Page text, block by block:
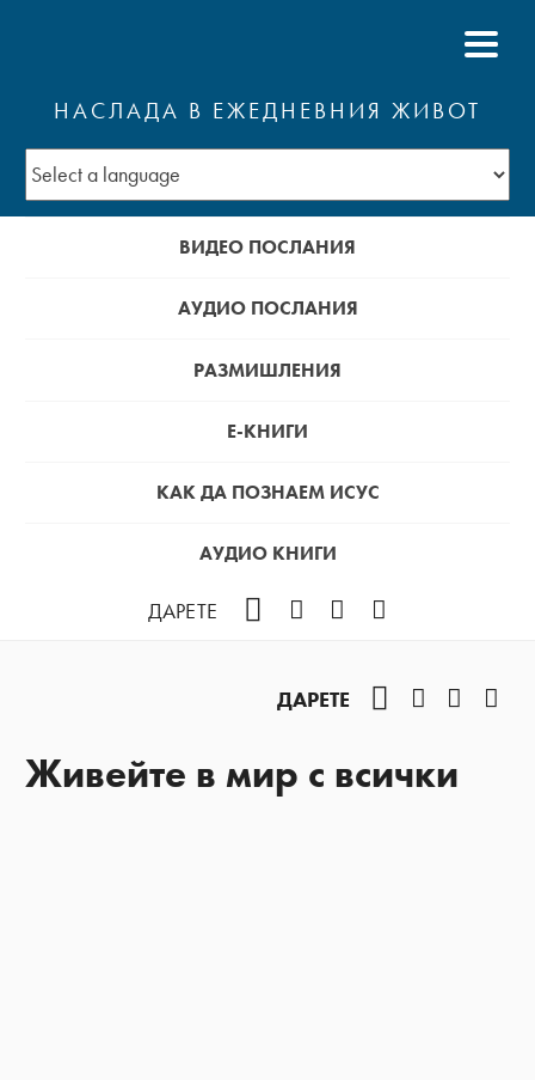
НАСЛАДА В ЕЖЕДНЕВНИЯ ЖИВОТ
ВИДЕО ПОСЛАНИЯ
АУДИО ПОСЛАНИЯ
РАЗМИШЛЕНИЯ
Е-КНИГИ
КАК ДА ПОЗНАЕМ ИСУС
АУДИО КНИГИ
ДАРЕТЕ FacebookInstagram
YouTube
ДАРЕТЕ FacebookInstagram
Живейте в мир с всички